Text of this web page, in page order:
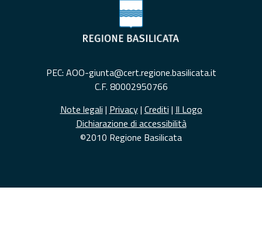
PEC: AOO-giunta@cert.regione.basilicata.it
C.F. 80002950766
Note legali | Privacy| Crediti | Il Logo
Dichiarazione di accessibilità
©2010 Regione Basilicata